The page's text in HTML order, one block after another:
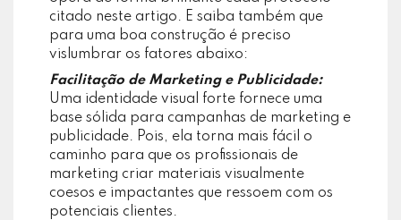
citado neste artigo. E saiba também que
para uma boa construção é preciso
vislumbrar os fatores abaixo:
Facilitação de Marketing e Publicidade:
Uma identidade visual forte fornece uma
base sólida para campanhas de marketing e
publicidade. Pois, ela torna mais fácil o
caminho para que os profissionais de
marketing criar materiais visualmente
coesos e impactantes que ressoem com os
potenciais clientes.